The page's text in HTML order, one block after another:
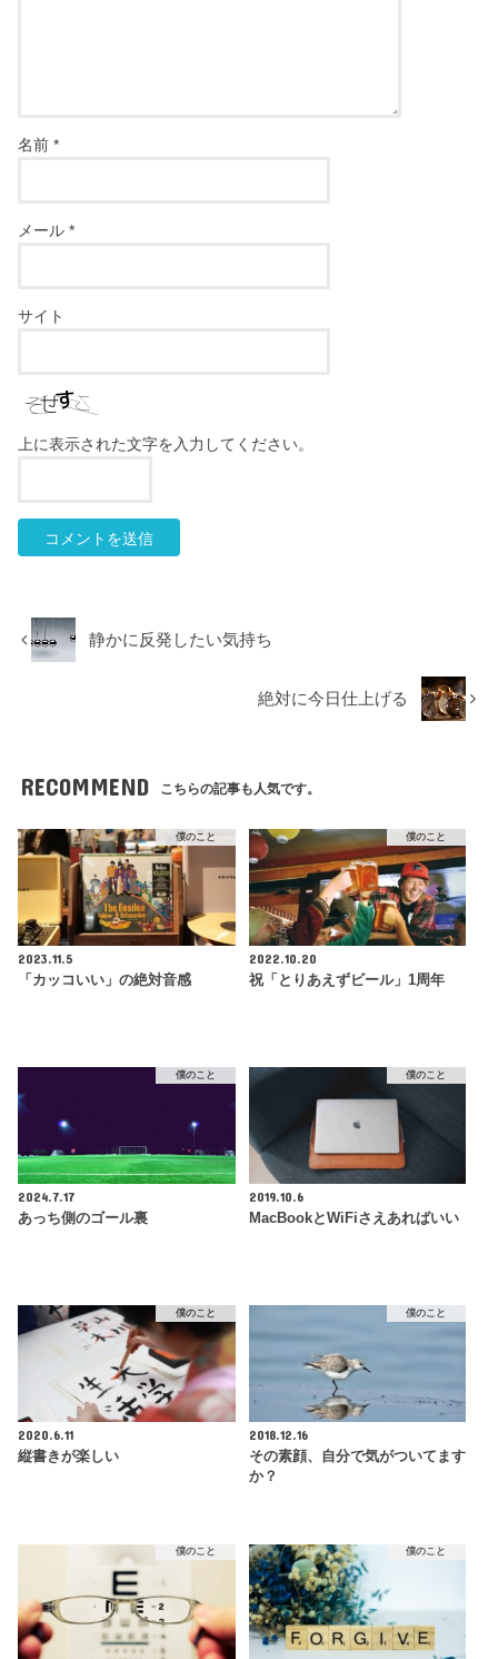
名前*
メール*
サイト
上に表示された文字を入力してください。
静かに反発したい気持ち
絶対に今日仕上げる
RECOMMEND こちらの記事も人気です。
僕のこと
2023.11.5
「カッコいい」の絶対音感
僕のこと
2022.10.20
祝「とりあえずビール」1周年
僕のこと
2024.7.17
あっち側のゴール裏
僕のこと
2019.10.6
MacBookとWiFiさえあればいい
僕のこと
2020.6.11
縦書きが楽しい
僕のこと
2018.12.16
その素顔、自分で気がついてます
か？
僕のこと 僕のこと